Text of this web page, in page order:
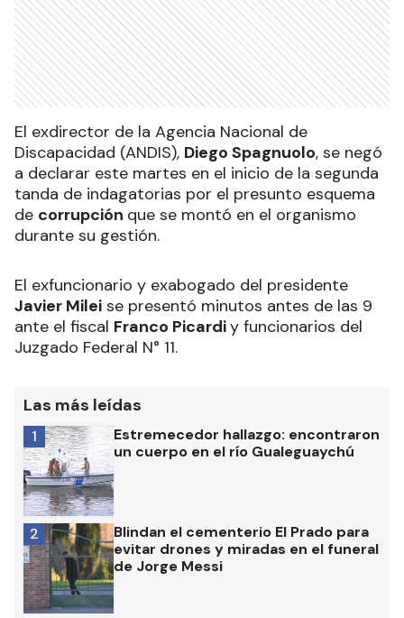
El exdirector de la Agencia Nacional de
Discapacidad (ANDIS), Diego Spagnuolo, se negó
a declarar este martes en el inicio de la segunda
tanda de indagatorias por el presunto esquema
de corrupción que se montó en el organismo
durante su gestión.
El exfuncionario y exabogado del presidente
Javier Milei se presentó minutos antes de las 9
ante el fiscal Franco Picardiy funcionarios del
Juzgado Federal N° 11.
Las más leídas
Estremecedor hallazgo: encontraron
un cuerpo en el río Gualeguaychú
1
Blindan el cementerio El Prado para
evitar drones y miradas en el funeral
de Jorge Messi
2